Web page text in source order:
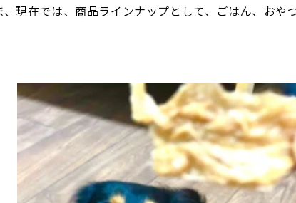
現在では、商品ラインナップとして、ごはん、おや